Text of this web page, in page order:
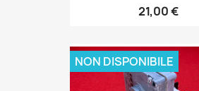
21,00 €
NON DISPONIBILE